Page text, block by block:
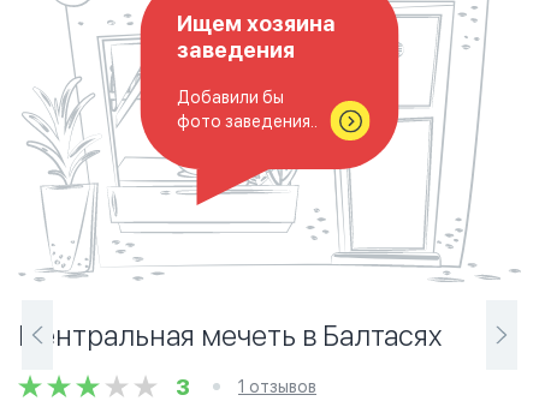
Ищем хозяина
заведения
Добавили бы
фото заведения..
Центральная мечеть в Балтасях
3 1 отзывов